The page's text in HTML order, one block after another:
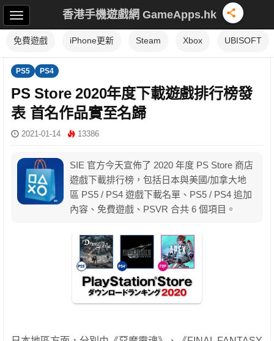
香港手機遊戲網 GameApps.hk
免費遊戲 iPhone更新 Steam Xbox UBISOFT
PS5 PS4
PS Store 2020年度下載遊戲排行榜發
表 首名作品實至名歸
2021-01-14 13386
SIE 官方今天宣佈了 2020 年度 PS Store 商店
遊戲下載排行榜，包括日本與美國/加拿大地
區 PS5 / PS4 遊戲下載名單、PS5 / PS4 追加
內容、免費遊戲、PSVR 合共 6 個項目。